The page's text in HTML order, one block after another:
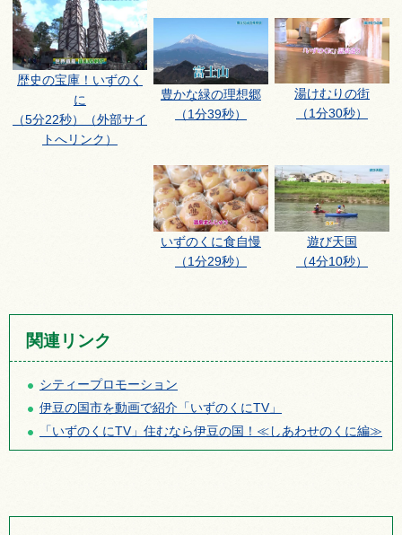
歴史の宝庫！いずのく
に
（5分22秒）（外部サイ
トへリンク）
豊かな緑の理想郷
（1分39秒）
湯けむりの街
（1分30秒）
いずのくに食自慢
（1分29秒）
遊び天国
（4分10秒）
関連リンク
シティープロモーション
伊豆の国市を動画で紹介「いずのくにTV」
「いずのくにTV」住むなら伊豆の国！≪しあわせのくに編≫